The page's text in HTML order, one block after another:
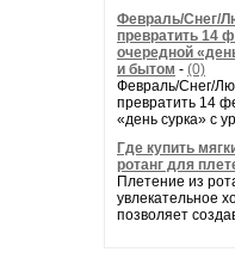
Февраль/Снег/
превратить 14
очередной
и бытом - (0)
Февраль/Снег/
превратить 14
«день сурка» с
Где купить
ротанг для
Плетение из
увлекательное
позволяет